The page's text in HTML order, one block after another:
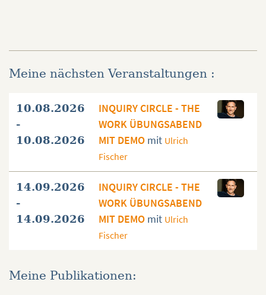
Meine nächsten Veranstaltungen :
10.08.2026
-
10.08.2026
INQUIRY CIRCLE - THE
WORK ÜBUNGSABEND
MIT DEMO mit Ulrich
Fischer
14.09.2026
-
14.09.2026
INQUIRY CIRCLE - THE
WORK ÜBUNGSABEND
MIT DEMO mit Ulrich
Fischer
Meine Publikationen: